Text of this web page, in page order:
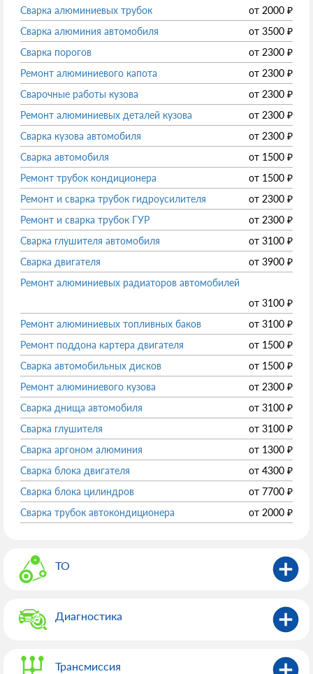
Сварка алюминиевых трубок от 2000 ₽
Сварка алюминия автомобиля
от 3500 ₽
Сварка порогов
от 2300 ₽
Ремонт алюминиевого капота
от 2300 ₽
Сварочные работы кузова
от 2300 ₽
Ремонт алюминиевых деталей кузова
от 2300 ₽
Сварка кузова автомобиля
от 2300 ₽
Сварка автомобиля
от 1500 ₽
Ремонт трубок кондиционера
от 1500 ₽
Ремонт и сварка трубок гидроусилителя
от 2300 ₽
Ремонт и сварка трубок ГУР
от 2300 ₽
Сварка глушителя автомобиля
от 3100 ₽
Сварка двигателя
от 3900 ₽
Ремонт алюминиевых радиаторов автомобилей
от 3100 ₽
Ремонт алюминиевых топливных баков
от 3100 ₽
Ремонт поддона картера двигателя
от 1500 ₽
Сварка автомобильных дисков
от 1500 ₽
Ремонт алюминиевого кузова
от 2300 ₽
Сварка днища автомобиля
от 3100 ₽
Сварка глушителя
от 3100 ₽
Сварка аргоном алюминия
от 1300 ₽
Сварка блока двигателя
от 4300 ₽
Сварка блока цилиндров
от 7700 ₽
Сварка трубок автокондиционера
от 2000 ₽
ТО
Диагностика
Трансмиссия